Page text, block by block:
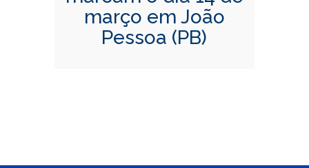
março em João
Pessoa (PB)